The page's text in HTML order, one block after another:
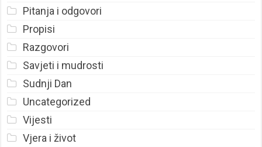
Pitanja i odgovori
Propisi
Razgovori
Savjeti i mudrosti
Sudnji Dan
Uncategorized
Vijesti
Vjera i život